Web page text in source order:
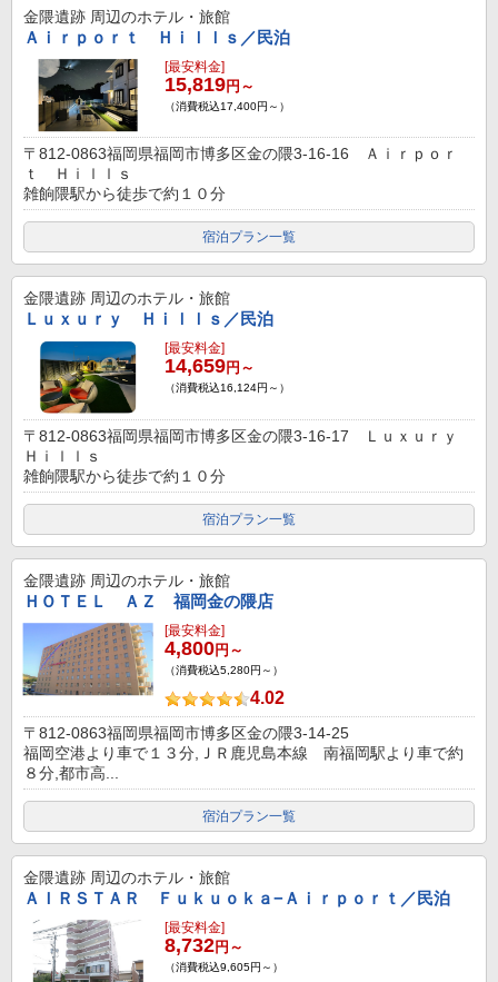
金隈遺跡 周辺のホテル・旅館
Ａｉｒｐｏｒｔ Ｈｉｌｌｓ／民泊
[最安料金]
15,819円～
（消費税込17,400円～）
〒812-0863福岡県福岡市博多区金の隈3-16-16 Ａｉｒｐｏｒ
ｔ Ｈｉｌｌｓ
雑餉隈駅から徒歩で約１０分
宿泊プラン一覧
金隈遺跡 周辺のホテル・旅館
Ｌｕｘｕｒｙ Ｈｉｌｌｓ／民泊
[最安料金]
14,659円～
（消費税込16,124円～）
〒812-0863福岡県福岡市博多区金の隈3-16-17 Ｌｕｘｕｒｙ
Ｈｉｌｌｓ
雑餉隈駅から徒歩で約１０分
宿泊プラン一覧
金隈遺跡 周辺のホテル・旅館
ＨＯＴＥＬ ＡＺ 福岡金の隈店
[最安料金]
4,800円～
（消費税込5,280円～）
4.02
〒812-0863福岡県福岡市博多区金の隈3-14-25
福岡空港より車で１３分,ＪＲ鹿児島本線 南福岡駅より車で約
８分,都市高...
宿泊プラン一覧
金隈遺跡 周辺のホテル・旅館
ＡＩＲＳＴＡＲ Ｆｕｋｕｏｋａ−Ａｉｒｐｏｒｔ／民泊
[最安料金]
8,732円～
（消費税込9,605円～）